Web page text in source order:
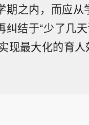
期之内，而应
结于“少了几
现最大化的育